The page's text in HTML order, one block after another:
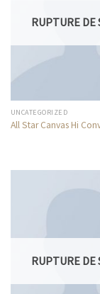
RUPTURE DE
UNCATEGORIZED
All Star Canvas Hi
RUPTURE DE